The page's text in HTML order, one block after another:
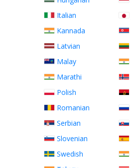
Italian
Kannada
Latvian
Malay
Marathi
Polish
Romanian
Serbian
Slovenian
Swedish